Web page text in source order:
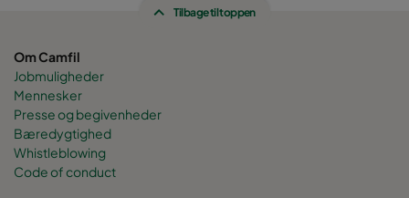
Tilbage til toppen
Om Camfil
Jobmuligheder
Mennesker
Presse og begivenheder
Bæredygtighed
Whistleblowing
Code of conduct